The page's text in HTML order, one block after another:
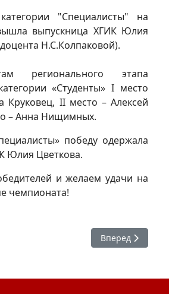
"Специалисты" на
выпускница ХГИК Юлия
Н.С.Колпаковой).
регионального этапа
«Студенты» I место
Круковец, II место – Алексей
– Анна Нищимных.
победу одержала
Юлия Цветкова.
и желаем удачи на
чемпионата!
с Е. О. Казаковым (РГСАИ)
Следующий:
Вперед